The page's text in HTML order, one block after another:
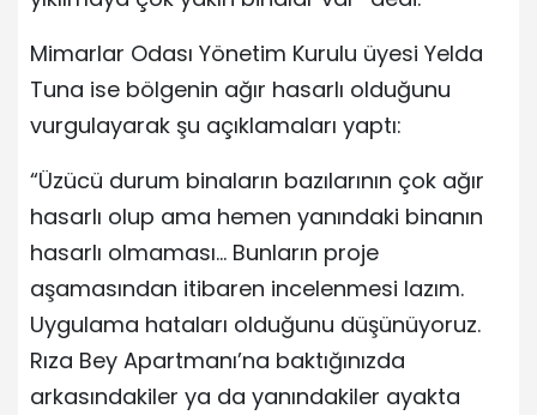
Mimarlar Odası Yönetim Kurulu üyesi Yelda
Tuna ise bölgenin ağır hasarlı olduğunu
vurgulayarak şu açıklamaları yaptı:
“Üzücü durum binaların bazılarının çok ağır
hasarlı olup ama hemen yanındaki binanın
hasarlı olmaması… Bunların proje
aşamasından itibaren incelenmesi lazım.
Uygulama hataları olduğunu düşünüyoruz.
Rıza Bey Apartmanı’na baktığınızda
arkasındakiler ya da yanındakiler ayakta